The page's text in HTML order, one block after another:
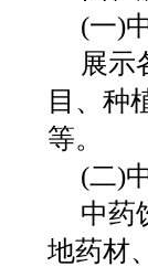
(一)
展示
目、种
等。
(二)
中药
地药材